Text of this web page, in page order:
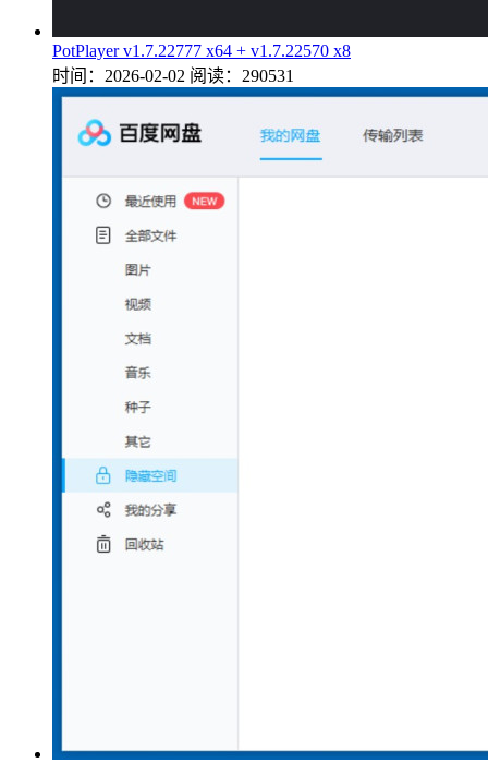
PotPlayer v1.7.22777 x64 + v1.7.22570 x8
时间：2026-02-02 阅读：290531